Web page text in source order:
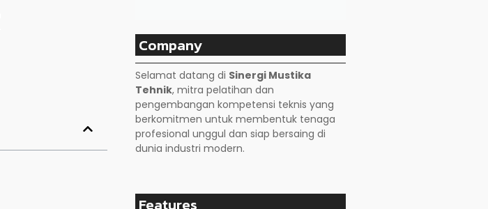
Company
Selamat datang di Sinergi Mustika
Tehnik, mitra pelatihan dan
pengembangan kompetensi teknis yang
berkomitmen untuk membentuk tenaga
profesional unggul dan siap bersaing di
dunia industri modern.